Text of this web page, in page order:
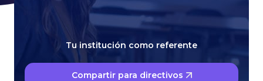
Tu institución como referente
Compartir para directivos